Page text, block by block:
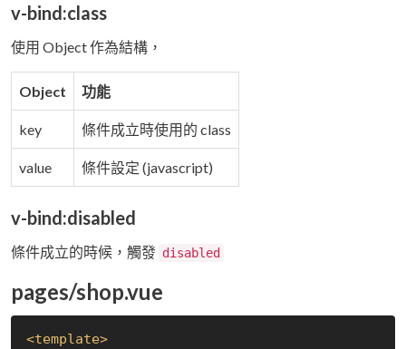
v-bind:class
使用 Object 作為結構，
Object 功能
key 條件成立時使用的 class
value 條件設定 (javascript)
v-bind:disabled
條件成立的時候，觸發 disabled
pages/shop.vue
<template>